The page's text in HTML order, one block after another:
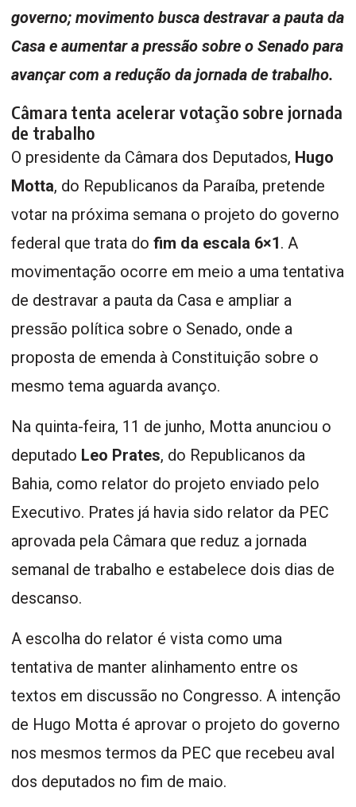
governo; movimento busca destravar a pauta da
Casa e aumentar a pressão sobre o Senado para
avançar com a redução da jornada de trabalho.
Câmara tenta acelerar votação sobre jornada
de trabalho
O presidente da Câmara dos Deputados, Hugo
Motta, do Republicanos da Paraíba, pretende
votar na próxima semana o projeto do governo
federal que trata do fim da escala 6×1. A
movimentação ocorre em meio a uma tentativa
de destravar a pauta da Casa e ampliar a
pressão política sobre o Senado, onde a
proposta de emenda à Constituição sobre o
mesmo tema aguarda avanço.
Na quinta-feira, 11 de junho, Motta anunciou o
deputado Leo Prates, do Republicanos da
Bahia, como relator do projeto enviado pelo
Executivo. Prates já havia sido relator da PEC
aprovada pela Câmara que reduz a jornada
semanal de trabalho e estabelece dois dias de
descanso.
A escolha do relator é vista como uma
tentativa de manter alinhamento entre os
textos em discussão no Congresso. A intenção
de Hugo Motta é aprovar o projeto do governo
nos mesmos termos da PEC que recebeu aval
dos deputados no fim de maio.